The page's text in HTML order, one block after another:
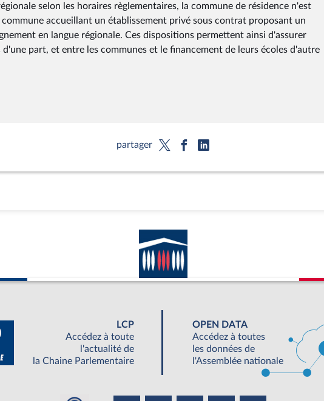
selon les horaires règlementaires, la commune de résidence n'est
accueillant un établissement privé sous contrat proposant un
en langue régionale. Ces dispositions permettent ainsi d'assurer
part, et entre les communes et le financement de leurs écoles d'autre
partager
LCP
Accédez à toute
l'actualité de
la Chaine Parlementaire
OPEN DATA
Accédez à toutes
les données de
l'Assemblée nationale